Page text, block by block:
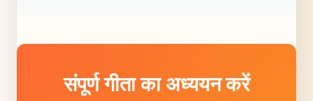
संपूर्ण गीता का अध्ययन करें